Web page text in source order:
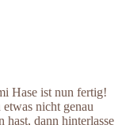
Hase ist nun fertig!
nicht genau
hast, dann hinterlasse